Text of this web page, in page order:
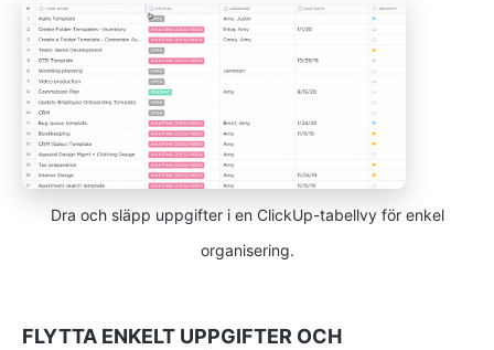
Dra och släpp uppgifter i en ClickUp-tabellvy för enkel
organisering.
FLYTTA ENKELT UPPGIFTER OCH